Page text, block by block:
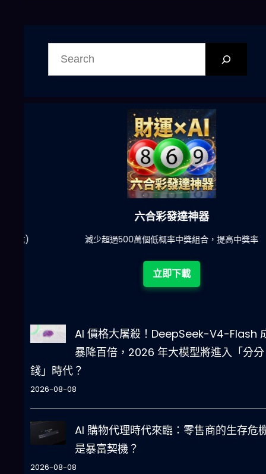
六合彩發達神器
減少超過500萬個低概率中獎組合，提高中獎率
立即下載
AI 價格大屠殺！DeepSeek-V4-Flash
暴降百倍，2026 年大模型將進入「分分
錢」時代？
2026-08-08
AI 購物代理時代來臨：零售商的生存危
是暴富契機？
2026-08-08